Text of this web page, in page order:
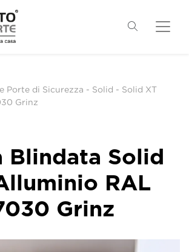
Porte di Sicurezza - Solid - Solid XT
Grinz
Blindata Solid
RAL
Grinz